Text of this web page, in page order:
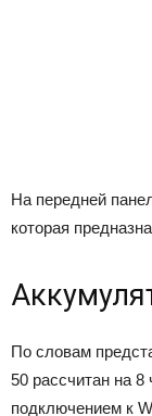
На передней
которая
По словам
50 рассчитан на 8
подключением к